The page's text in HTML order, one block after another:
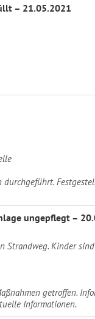
– 21.05.2021
ungepflegt –
Strandweg. Kinder
getroffen.
Informationen.